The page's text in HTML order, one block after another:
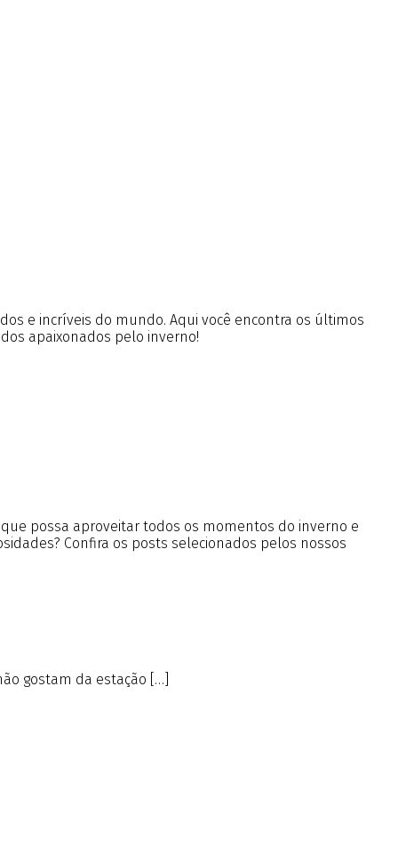
e incríveis do mundo. Aqui você encontra os últimos
apaixonados pelo inverno!
possa aproveitar todos os momentos do inverno e
Confira os posts selecionados pelos nossos
gostam da estação […]